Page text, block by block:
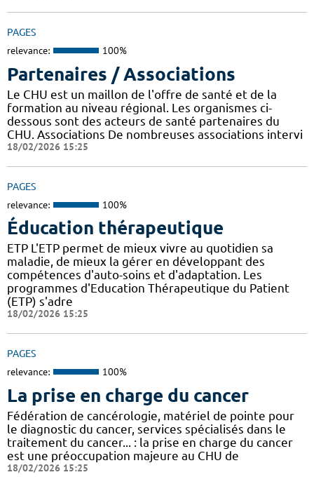
PAGES
relevance: 100%
Partenaires / Associations
Le CHU est un maillon de l'offre de santé et de la
formation au niveau régional. Les organismes ci-
dessous sont des acteurs de santé partenaires du
CHU. Associations De nombreuses associations intervi
18/02/2026 15:25
PAGES
relevance: 100%
Éducation thérapeutique
ETP L'ETP permet de mieux vivre au quotidien sa
maladie, de mieux la gérer en développant des
compétences d'auto-soins et d'adaptation. Les
programmes d'Education Thérapeutique du Patient
(ETP) s'adre
18/02/2026 15:25
PAGES
relevance: 100%
La prise en charge du cancer
Fédération de cancérologie, matériel de pointe pour
le diagnostic du cancer, services spécialisés dans le
traitement du cancer... : la prise en charge du cancer
est une préoccupation majeure au CHU de
18/02/2026 15:25